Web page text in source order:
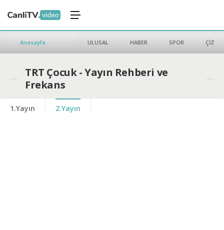
Anasayfa ULUSAL HABER SPOR ÇİZGİ
TRT Çocuk - Yayın Rehberi ve
Frekans
1.Yayın 2.Yayın